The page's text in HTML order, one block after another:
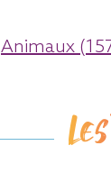
Animaux